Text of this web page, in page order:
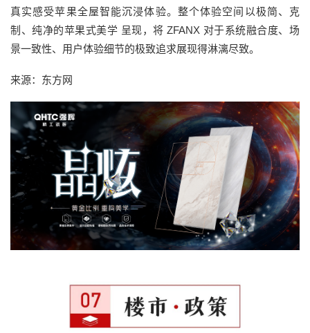
真实感受苹果全屋智能沉浸体验。整个体验空间以极简、克
制、纯净的苹果式美学 呈现，将 ZFANX 对于系统融合度、场
景一致性、用户体验细节的极致追求展现得淋漓尽致。
来源：东方网